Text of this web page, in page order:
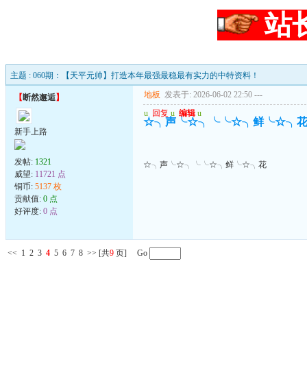
站
主题 : 060期：【天平元帅】打造本年最强最稳最有实力的中特资料！
【 断然邂逅】
新手上路
发帖: 1321
威望: 11721 点
铜币: 5137 枚
贡献值: 0 点
好评度: 0 点
地板 发表于: 2026-06-02 22:50 ---
u 回复 u 编辑 u
☆╮声╰☆╮╰╰☆╮鲜╰☆╮花
☆╮声╰☆╮╰╰☆╮鲜╰☆╮花
<< 1 2 3 4 5 6 7 8 >> [共9 页] Go